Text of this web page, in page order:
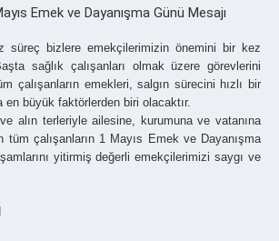
Emek ve Dayanışma Günü Mesajı
süreç bizlere emekçilerimizin önemini bir kez
sağlık çalışanları olmak üzere görevlerini
çalışanların emekleri, salgın sürecini hızlı bir
en büyük faktörlerden biri olacaktır.
alın terleriyle ailesine, kurumuna ve vatanına
tüm çalışanların 1 Mayıs Emek ve Dayanışma
yitirmiş değerli emekçilerimizi saygı ve